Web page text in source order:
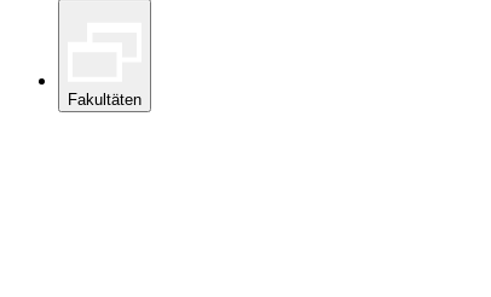
Fakultäten